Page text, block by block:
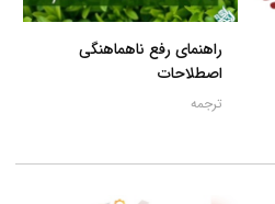
راهنمای رفع ناهماهنگی
اصطلاحات
ترجمه